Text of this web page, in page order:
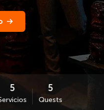
Quests